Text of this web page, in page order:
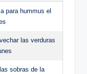
para hummus el
las verduras
sobras de la